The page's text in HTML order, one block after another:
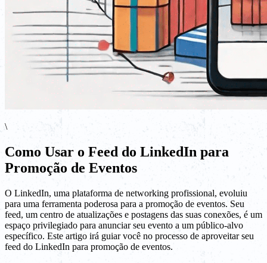
\
Como Usar o Feed do LinkedIn para
Promoção de Eventos
O LinkedIn, uma plataforma de networking profissional, evoluiu
para uma ferramenta poderosa para a promoção de eventos. Seu
feed, um centro de atualizações e postagens das suas conexões, é um
espaço privilegiado para anunciar seu evento a um público-alvo
específico. Este artigo irá guiar você no processo de aproveitar seu
feed do LinkedIn para promoção de eventos.